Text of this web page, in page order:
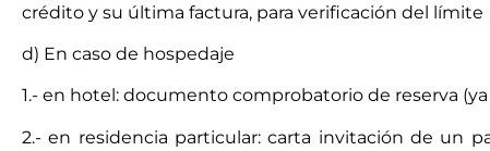
crédito y su última factura, para verificación del límite
d) En caso de hospedaje
1.- en hotel: documento comprobatorio de reserva
2.- en residencia particular: carta invitación de un